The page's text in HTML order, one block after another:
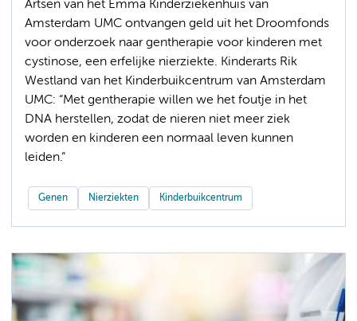
Artsen van het Emma Kinderziekenhuis van
Amsterdam UMC ontvangen geld uit het Droomfonds
voor onderzoek naar gentherapie voor kinderen met
cystinose, een erfelijke nierziekte. Kinderarts Rik
Westland van het Kinderbuikcentrum van Amsterdam
UMC: “Met gentherapie willen we het foutje in het
DNA herstellen, zodat de nieren niet meer ziek
worden en kinderen een normaal leven kunnen
leiden.”
Genen Nierziekten Kinderbuikcentrum